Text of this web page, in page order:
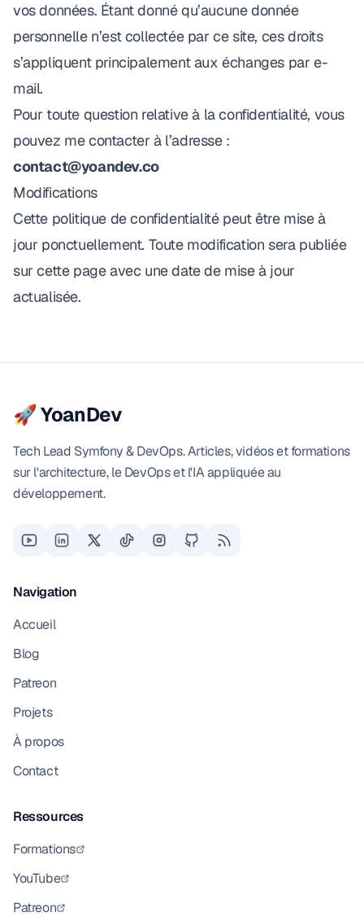
vos données. Étant donné qu’aucune donnée
personnelle n’est collectée par ce site, ces droits
s’appliquent principalement aux échanges par e-
mail.
Pour toute question relative à la confidentialité, vous
pouvez me contacter à l’adresse :
contact@yoandev.co
Modifications
Cette politique de confidentialité peut être mise à
jour ponctuellement. Toute modification sera publiée
sur cette page avec une date de mise à jour
actualisée.
🚀 YoanDev
Tech Lead Symfony & DevOps. Articles, vidéos et formations
sur l'architecture, le DevOps et l'IA appliquée au
développement.
Navigation
Accueil
Blog
Patreon
Projets
À propos
Contact
Ressources
Formations
YouTube
Patreon